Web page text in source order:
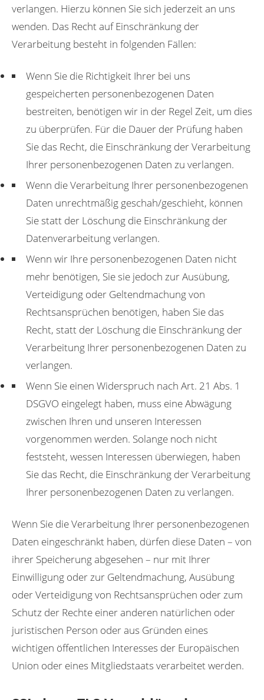
verlangen. Hierzu können Sie sich jederzeit an uns
wenden. Das Recht auf Einschränkung der
Verarbeitung besteht in folgenden Fällen:
Wenn Sie die Richtigkeit Ihrer bei uns
gespeicherten personenbezogenen Daten
bestreiten, benötigen wir in der Regel Zeit, um dies
zu überprüfen. Für die Dauer der Prüfung haben
Sie das Recht, die Einschränkung der Verarbeitung
Ihrer personenbezogenen Daten zu verlangen.
Wenn die Verarbeitung Ihrer personenbezogenen
Daten unrechtmäßig geschah/geschieht, können
Sie statt der Löschung die Einschränkung der
Datenverarbeitung verlangen.
Wenn wir Ihre personenbezogenen Daten nicht
mehr benötigen, Sie sie jedoch zur Ausübung,
Verteidigung oder Geltendmachung von
Rechtsansprüchen benötigen, haben Sie das
Recht, statt der Löschung die Einschränkung der
Verarbeitung Ihrer personenbezogenen Daten zu
verlangen.
Wenn Sie einen Widerspruch nach Art. 21 Abs. 1
DSGVO eingelegt haben, muss eine Abwägung
zwischen Ihren und unseren Interessen
vorgenommen werden. Solange noch nicht
feststeht, wessen Interessen überwiegen, haben
Sie das Recht, die Einschränkung der Verarbeitung
Ihrer personenbezogenen Daten zu verlangen.
Wenn Sie die Verarbeitung Ihrer personenbezogenen
Daten eingeschränkt haben, dürfen diese Daten – von
ihrer Speicherung abgesehen – nur mit Ihrer
Einwilligung oder zur Geltendmachung, Ausübung
oder Verteidigung von Rechtsansprüchen oder zum
Schutz der Rechte einer anderen natürlichen oder
juristischen Person oder aus Gründen eines
wichtigen öffentlichen Interesses der Europäischen
Union oder eines Mitgliedstaats verarbeitet werden.